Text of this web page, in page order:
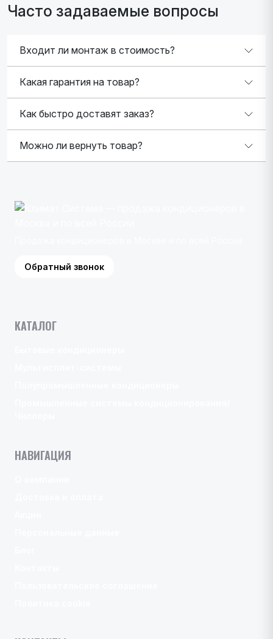
Часто задаваемые вопросы
Входит ли монтаж в стоимость?
Какая гарантия на товар?
Как быстро доставят заказ?
Можно ли вернуть товар?
Обратный звонок
КАТАЛОГ
НАВИГАЦИЯ